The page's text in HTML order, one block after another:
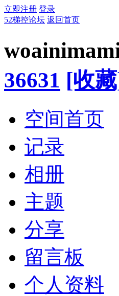
立即注册 登录
52梯控论坛 返回首页
36631 [收
空间首页
记录
相册
主题
分享
留言板
个人资料